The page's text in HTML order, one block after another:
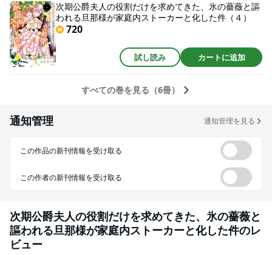
次期公爵夫人の役割だけを求めてきた、氷の薔薇と謳
われる旦那様が家庭内ストーカーと化した件（４）
720
試し読み カートに追加
すべての巻を見る（6冊）
通知管理 通知管理を見る
この作品の新刊情報を受け取る
この作者の新刊情報を受け取る
次期公爵夫人の役割だけを求めてきた、氷の薔薇と
謳われる旦那様が家庭内ストーカーと化した件のレ
ビュー